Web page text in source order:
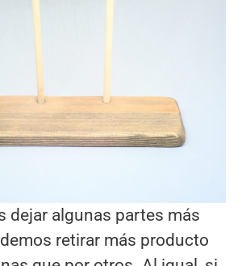
dejar algunas partes más
retirar más producto